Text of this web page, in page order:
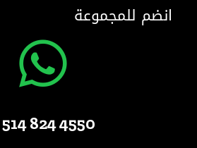
انضم للمجموعة
4550 824 514 1 +